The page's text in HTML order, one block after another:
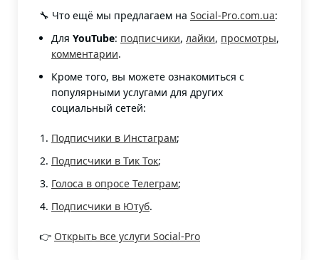
🔧 Что ещё мы предлагаем на Social-Pro.com.ua:
Для YouTube: подписчики, лайки, просмотры,
комментарии.
Кроме того, вы можете ознакомиться с
популярными услугами для других
социальный сетей:
Подписчики в Инстаграм;
Подписчики в Тик Ток;
Голоса в опросе Телеграм;
Подписчики в Ютуб.
👉 Открыть все услуги Social-Pro